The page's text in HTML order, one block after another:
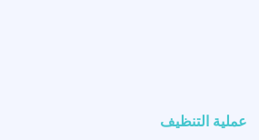
عملية التنظيف